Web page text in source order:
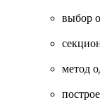
выбор
метод